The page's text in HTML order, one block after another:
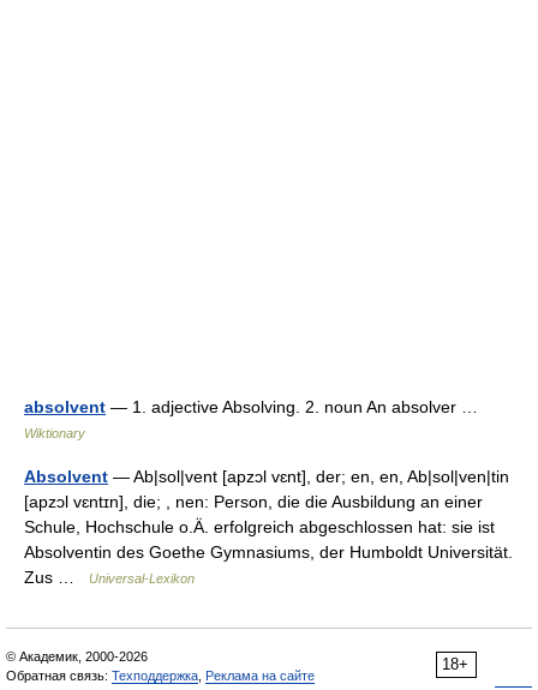
absolvent — 1. adjective Absolving. 2. noun An absolver …
Wiktionary
Absolvent — Ab|sol|vent [apzɔl vɛnt], der; en, en, Ab|sol|ven|tin
[apzɔl vɛntɪn], die; , nen: Person, die die Ausbildung an einer
Schule, Hochschule o.Ä. erfolgreich abgeschlossen hat: sie ist
Absolventin des Goethe Gymnasiums, der Humboldt Universität.
Zus …
Universal-Lexikon
18+
© Академик, 2000-2026
Обратная связь: Техподдержка Реклама на сайте